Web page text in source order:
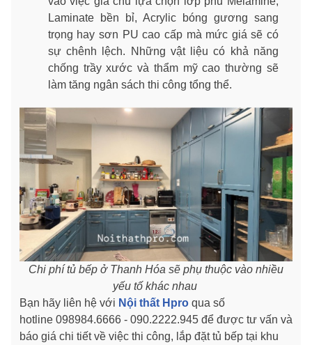
Laminate bền bỉ, Acrylic bóng gương sang
trọng hay sơn PU cao cấp mà mức giá sẽ có
sự chênh lệch. Những vật liệu có khả năng
chống trầy xước và thẩm mỹ cao thường sẽ
làm tăng ngân sách thi công tổng thể.
Chi phí tủ bếp ở Thanh Hóa sẽ phụ thuộc vào nhiều
yếu tố khác nhau
Bạn hãy liên hệ với Nội thất Hpro qua số
hotline 098984.6666 - 090.2222.945 để được tư vấn và
báo giá chi tiết về việc thi công, lắp đặt tủ bếp tại khu